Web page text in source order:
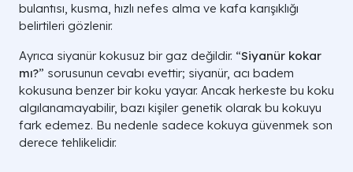
bulantısı, kusma, hızlı nefes alma ve kafa karışıklığı
belirtileri gözlenir.
Ayrıca siyanür kokusuz bir gaz değildir. “Siyanür kokar
mı?” sorusunun cevabı evettir; siyanür, acı badem
kokusuna benzer bir koku yayar. Ancak herkeste bu koku
algılanamayabilir, bazı kişiler genetik olarak bu kokuyu
fark edemez. Bu nedenle sadece kokuya güvenmek son
derece tehlikelidir.